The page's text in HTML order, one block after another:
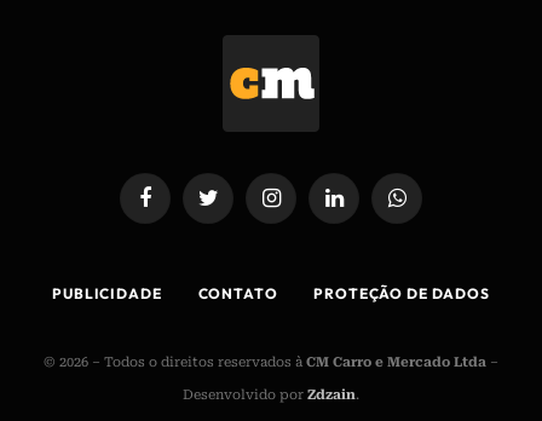
FacebookTwitterInstagramLinkedIn WhatsApp
PUBLICIDADE CONTATO PROTEÇÃO DE DADOS
© 2026 – Todos o direitos reservados à CM Carro e Mercado Ltda –
Desenvolvido por Zdzain.